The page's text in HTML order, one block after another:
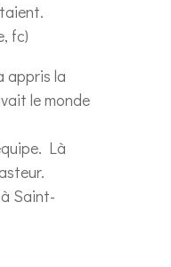
fc)
appris la
le monde
Là
Saint-